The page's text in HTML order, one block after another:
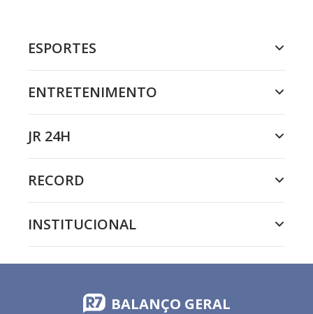
ESPORTES
ENTRETENIMENTO
JR 24H
RECORD
INSTITUCIONAL
BALANÇO GERAL